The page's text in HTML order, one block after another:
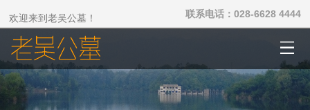
欢迎来到老吴公墓！ 联系电话：028-6628 4444